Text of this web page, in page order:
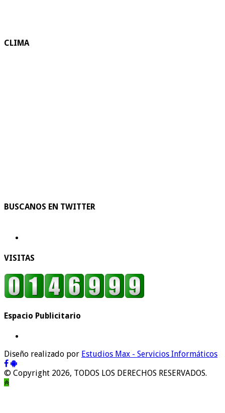
CLIMA
BUSCANOS EN TWITTER
VISITAS
Espacio Publicitario
Diseño realizado por Estudios Max - Servicios Informáticos
© Copyright 2026, TODOS LOS DERECHOS RESERVADOS.